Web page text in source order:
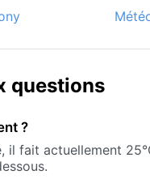
questions
?
il fait actuellement